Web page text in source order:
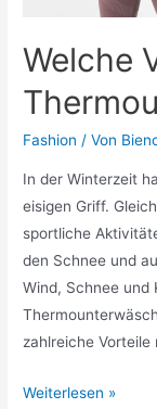
Welche
Fashion / Von
In der Winterzeit
eisigen Griff.
sportliche
den Schnee und
Wind, Schnee und
zahlreiche
Welche
Weiterlesen »